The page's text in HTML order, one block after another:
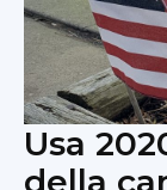
Usa
della